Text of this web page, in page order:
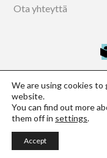
Ota yhteyttä
Official information
Study Design
We are using cookies
website.
You can find out more
them off in settings.
Accept